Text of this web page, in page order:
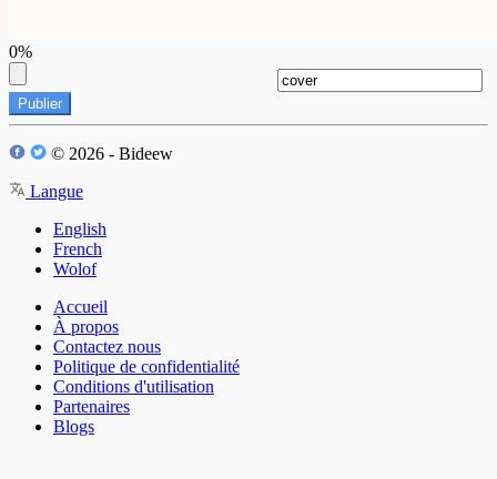
0%
Publier
© 2026 - Bideew
Langue
English
French
Wolof
Accueil
À propos
Contactez nous
Politique de confidentialité
Conditions d'utilisation
Partenaires
Blogs